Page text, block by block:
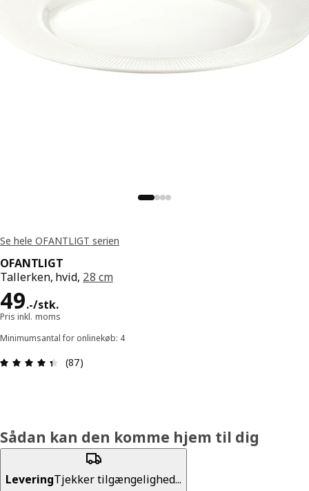
Se hele OFANTLIGT serien
OFANTLIGT
Tallerken, hvid, 28 cm
49.-/stk.
Pris 49.-/stk.
Pris inkl. moms
Minimumsantal for onlinekøb: 4
Anmeldelse: 4.4 Ud af 5 Stjerner. Anmeldelser i
(87)
Sådan kan den komme hjem til dig
LeveringTjekker tilgængelighed...